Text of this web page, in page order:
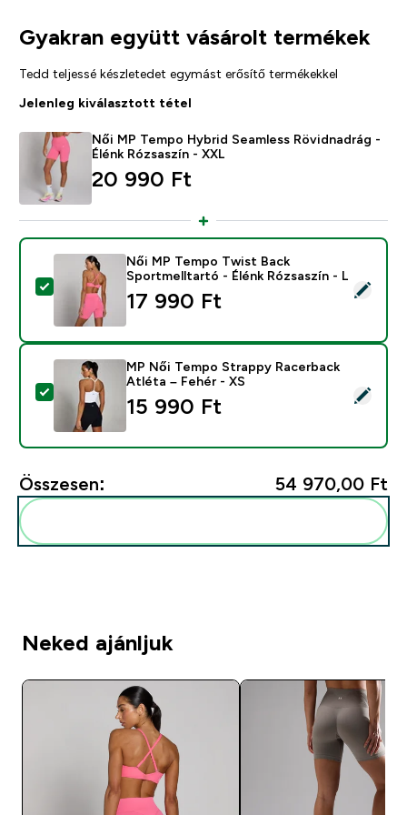
Gyakran együtt vásárolt termékek
Tedd teljessé készletedet egymást erősítő termékekkel
Jelenleg kiválasztott tétel
Női MP Tempo Hybrid Seamless Rövidnadrág -
Élénk Rózsaszín - XXL
20 990 Ft‎
Termék kiválasztása - Női MP Tempo Twist Back
Női MP Tempo Twist Back
Sportmelltartó - Élénk Rózsaszín - L
17 990 Ft‎
Termék kiválasztása - MP Női Tempo Strappy
MP Női Tempo Strappy Racerback
Atléta – Fehér - XS
15 990 Ft‎
Összesen: 54 970,00 Ft‎
Neked ajánljuk